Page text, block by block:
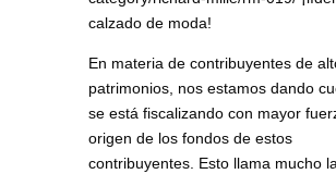
calzado de moda!
En materia de contribuyentes de
patrimonios, nos estamos dando
se está fiscalizando con mayor
origen de los fondos de estos
contribuyentes. Esto llama mucho